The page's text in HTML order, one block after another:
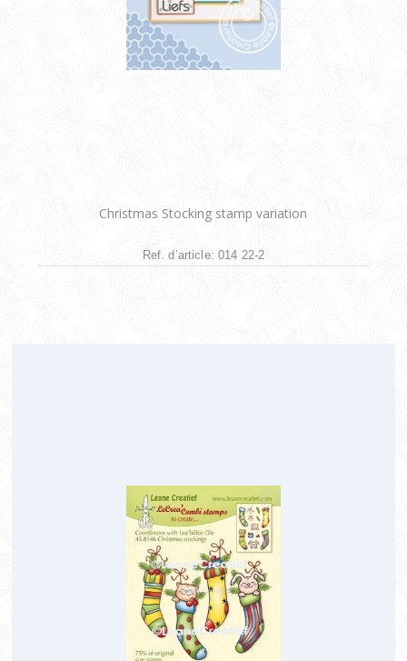
Christmas Stocking stamp variation
Ref. d’article: 014 22-2